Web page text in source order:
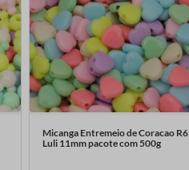
Micanga Entremeio de Coracao R6
Luli 11mm pacote com 500g